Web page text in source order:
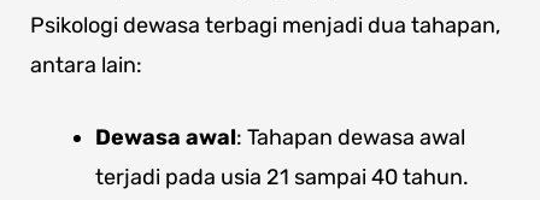
Psikologi dewasa terbagi menjadi dua tahapan,
antara lain:
Dewasa awal: Tahapan dewasa awal
terjadi pada usia 21 sampai 40 tahun.